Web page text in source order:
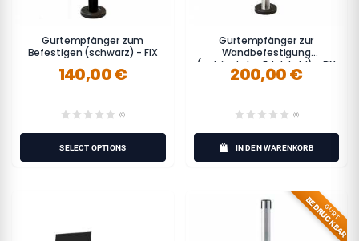
Gurtempfänger zum
Befestigen (schwarz) - FIX
140,00 €
(0)
SELECT OPTIONS
Gurtempfänger zur
Wandbefestigung
(gebürsteter Edelstahl) - FIX
200,00 €
(0)
IN DEN WARENKORB
GURT
BEDRUCKBAR